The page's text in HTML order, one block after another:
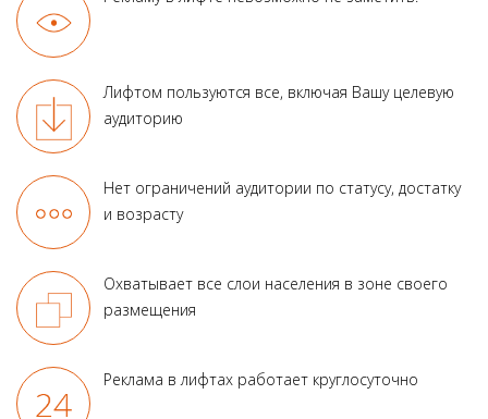
Лифтом пользуются все, включая Вашу целевую
аудиторию
Нет ограничений аудитории по статусу, достатку
и возрасту
Охватывает все слои населения в зоне своего
размещения
Реклама в лифтах работает круглосуточно